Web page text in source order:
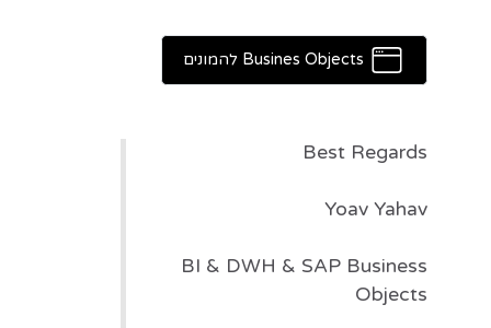
Best Regards
Yoav Yahav
BI & DWH & SAP Business
Objects